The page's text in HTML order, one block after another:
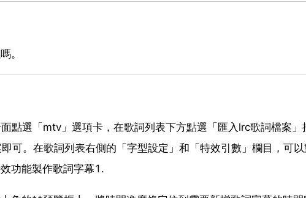
。
點選「mtv」選項卡，在歌詞列表下方點選「匯入lrc歌詞檔案」
可。在歌詞列表右側的「字型設定」和「特效引數」欄目，可
功能製作歌詞字幕1.